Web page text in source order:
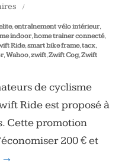
,entraînement vélo intérieur,
indoor,home trainer connecté,
Ride,smart bike frame,tacx,
,Wahoo,zwift,Zwift Cog,Zwift
de cyclisme
Ride est proposé à
Cette promotion
200 € et
→